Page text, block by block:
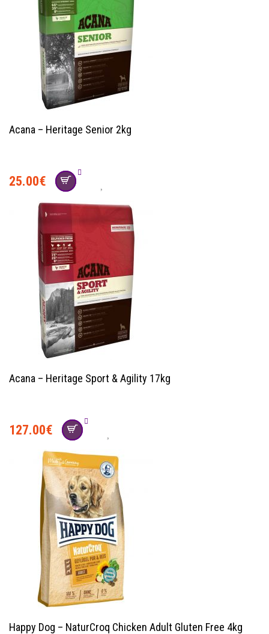
Acana – Heritage Senior 2kg
25.00€
Acana – Heritage Sport & Agility 17kg
127.00€
Happy Dog – NaturCroq Chicken Adult Gluten Free 4kg